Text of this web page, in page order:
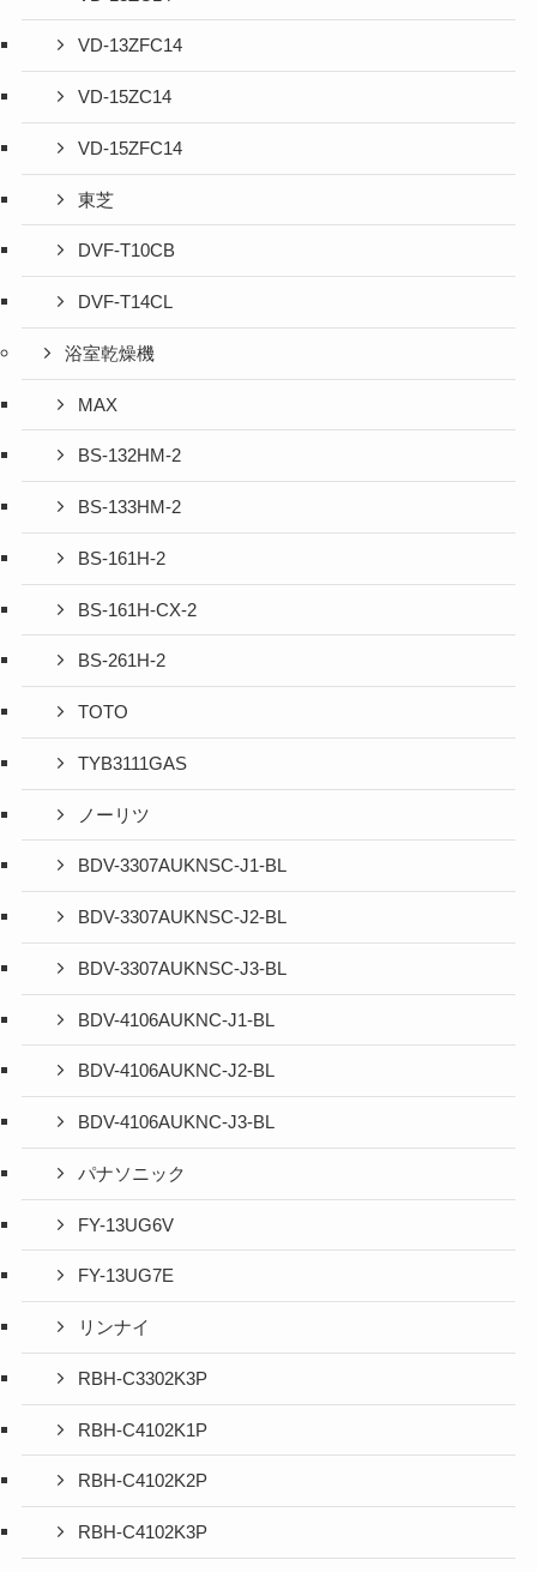
VD-13ZFC14
VD-15ZC14
VD-15ZFC14
東芝
DVF-T10CB
DVF-T14CL
浴室乾燥機
MAX
BS-132HM-2
BS-133HM-2
BS-161H-2
BS-161H-CX-2
BS-261H-2
TOTO
TYB3111GAS
ノーリツ
BDV-3307AUKNSC-J1-BL
BDV-3307AUKNSC-J2-BL
BDV-3307AUKNSC-J3-BL
BDV-4106AUKNC-J1-BL
BDV-4106AUKNC-J2-BL
BDV-4106AUKNC-J3-BL
パナソニック
FY-13UG6V
FY-13UG7E
リンナイ
RBH-C3302K3P
RBH-C4102K1P
RBH-C4102K2P
RBH-C4102K3P